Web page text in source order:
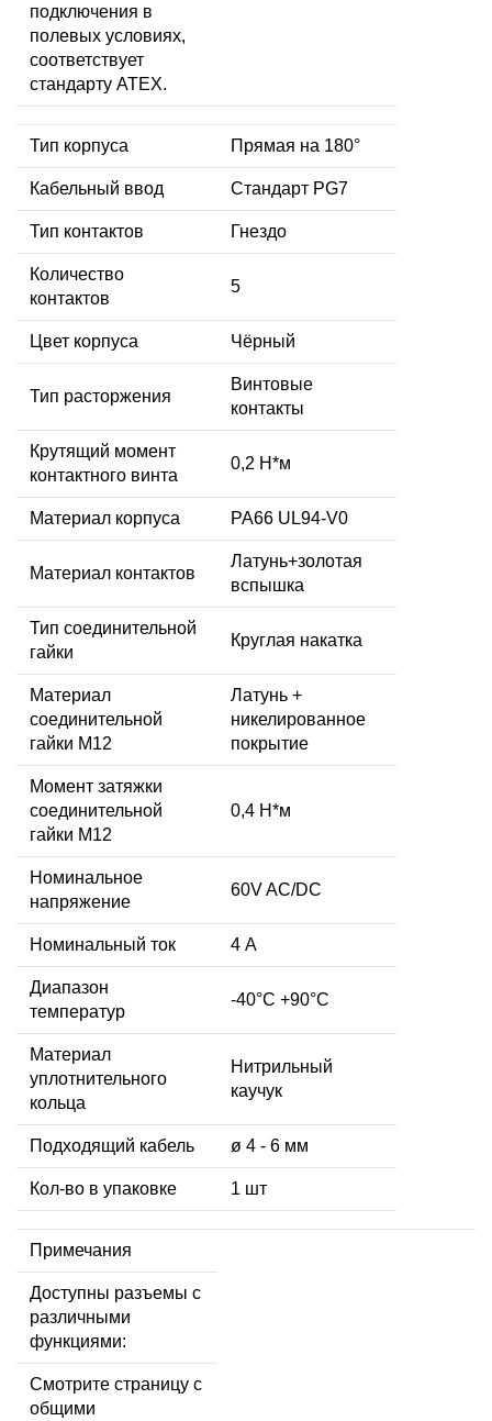
подключения в
полевых условиях,
соответствует
стандарту ATEX.
Тип корпуса Прямая на 180°
Кабельный ввод Стандарт PG7
Тип контактов Гнездо
Количество
контактов
5
Цвет корпуса Чёрный
Тип расторжения
Винтовые
контакты
Крутящий момент
контактного винта
0,2 Н*м
Материал корпуса PA66 UL94-V0
Материал контактов
Латунь+золотая
вспышка
Тип соединительной
гайки
Круглая накатка
Материал
соединительной
гайки M12
Латунь +
никелированное
покрытие
Момент затяжки
соединительной
гайки M12
0,4 Н*м
Номинальное
напряжение
60V AC/DC
Номинальный ток 4 А
Диапазон
температур
-40°C +90°C
Материал
уплотнительного
кольца
Нитрильный
каучук
Подходящий кабель ø 4 - 6 мм
Кол-во в упаковке 1 шт
Примечания
Доступны разъемы с
различными
функциями:
Смотрите страницу с
общими